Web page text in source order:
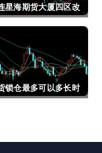
星海期货大厦四区改
连星海广场期货大
锁仓最多可以多长时